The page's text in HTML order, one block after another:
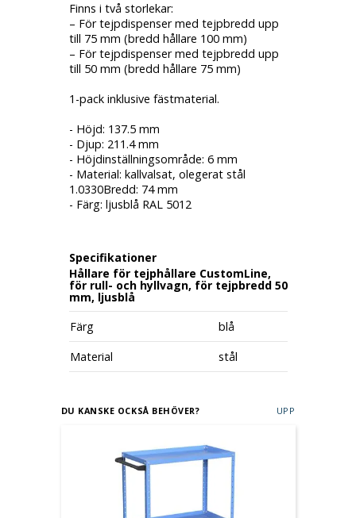
Finns i två storlekar:
– För tejpdispenser med tejpbredd upp
till 75 mm (bredd hållare 100 mm)
– För tejpdispenser med tejpbredd upp
till 50 mm (bredd hållare 75 mm)
1-pack inklusive fästmaterial.
- Höjd: 137.5 mm
- Djup: 211.4 mm
- Höjdinställningsområde: 6 mm
- Material: kallvalsat, olegerat stål
1.0330Bredd: 74 mm
- Färg: ljusblå RAL 5012
Specifikationer
Hållare för tejphållare CustomLine,
för rull- och hyllvagn, för tejpbredd 50
mm, ljusblå
Färg
blå
Material
stål
DU KANSKE OCKSÅ BEHÖVER? UPP